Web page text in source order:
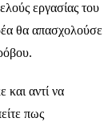
εργασίας του
θα απασχολούσε
αντί να
πως